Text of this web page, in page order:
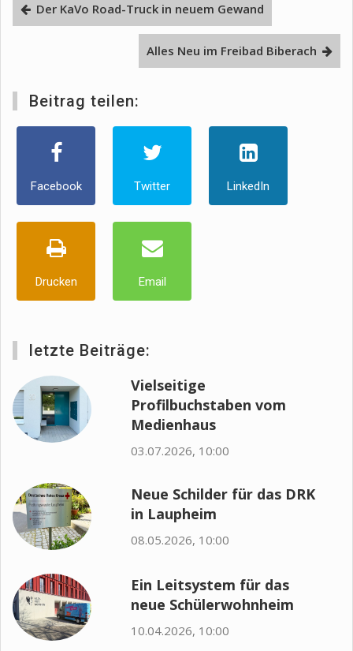
Der KaVo Road-Truck in neuem Gewand
Alles Neu im Freibad Biberach
Beitrag teilen:
Facebook Twitter LinkedIn
Drucken Email
letzte Beiträge:
Vielseitige
Profilbuchstaben vom
Medienhaus
03.07.2026, 10:00
Neue Schilder für das DRK
in Laupheim
08.05.2026, 10:00
Ein Leitsystem für das
neue Schülerwohnheim
10.04.2026, 10:00